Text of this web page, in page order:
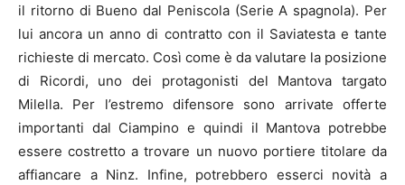
il ritorno di Bueno dal Peniscola (Serie A spagnola). Per
lui ancora un anno di contratto con il Saviatesta e tante
richieste di mercato. Così come è da valutare la posizione
di Ricordi, uno dei protagonisti del Mantova targato
Milella. Per l’estremo difensore sono arrivate offerte
importanti dal Ciampino e quindi il Mantova potrebbe
essere costretto a trovare un nuovo portiere titolare da
affiancare a Ninz. Infine, potrebbero esserci novità a